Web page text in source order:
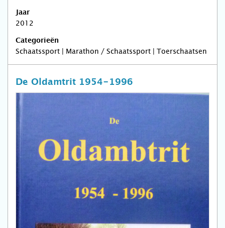
Jaar
2012
Categorieën
Schaatssport | Marathon / Schaatssport | Toerschaatsen
De Oldamtrit 1954-1996